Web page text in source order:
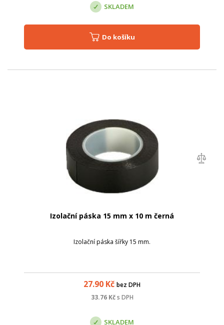
SKLADEM
Do košíku
Izolační páska 15 mm x 10 m černá
Izolační páska šířky 15 mm.
27.90 Kč bez DPH
33.76Kč s DPH
SKLADEM